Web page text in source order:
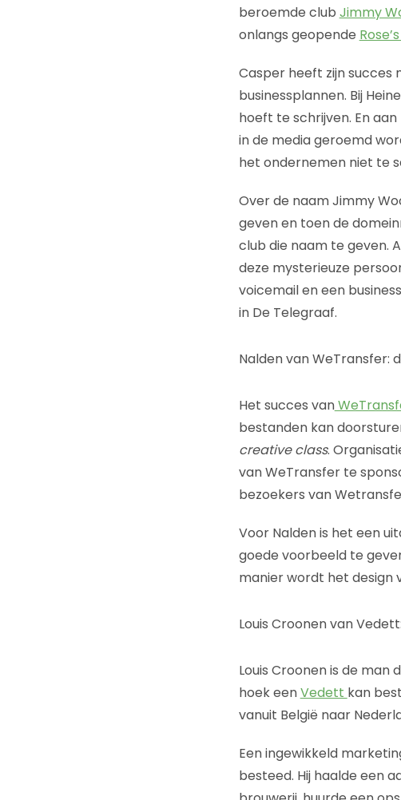
beroemde club Jimmy
onlangs geopende
Casper heeft zijn
businessplannen. Bij
hoeft te schrijven. En
in de media geroemd
het ondernemen niet te
Over de naam Jimmy
geven en toen de
club die naam te geven.
deze mysterieuze
voicemail en een
in De Telegraaf.
Nalden van WeTransfer:
Het succes van
bestanden kan
creative class.
van WeTransfer te
bezoekers van
Voor Nalden is het een
goede voorbeeld te
manier wordt het design
Louis Croonen van
Louis Croonen is de
hoek eenVedett kan
vanuit België naar
Een ingewikkeld
besteed. Hij haalde een